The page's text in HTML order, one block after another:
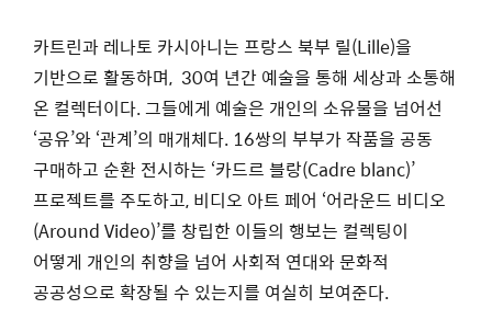
카트린과 레나토 카시아니는 프랑스 북부 릴(Lille)을
기반으로 활동하며, 30여 년간 예술을 통해 세상과 소통해
온 컬렉터이다. 그들에게 예술은 개인의 소유물을 넘어선
‘공유’와 ‘관계’의 매개체다. 16쌍의 부부가 작품을 공동
구매하고 순환 전시하는 ‘카드르 블랑(Cadre blanc)’
프로젝트를 주도하고, 비디오 아트 페어 ‘어라운드 비디오
(Around Video)’를 창립한 이들의 행보는 컬렉팅이
어떻게 개인의 취향을 넘어 사회적 연대와 문화적
공공성으로 확장될 수 있는지를 여실히 보여준다.